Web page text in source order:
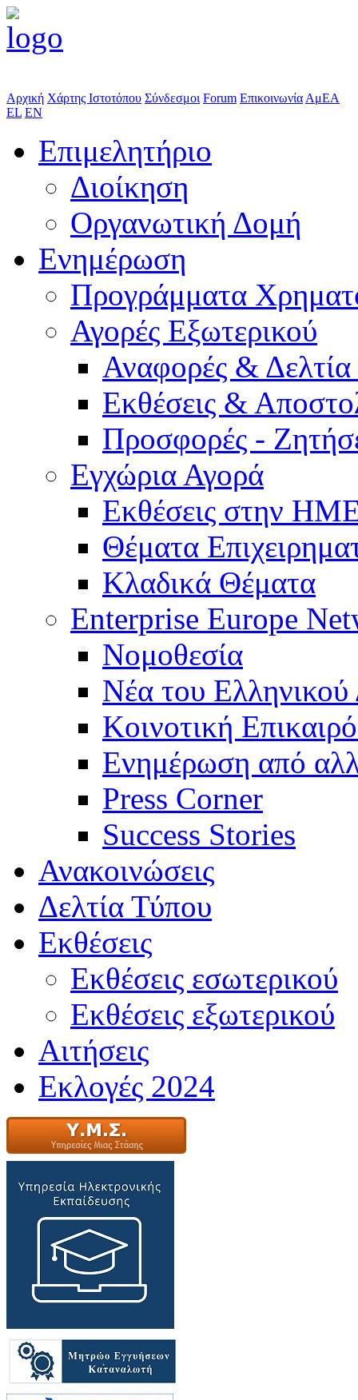
Αρχική Χάρτης Ιστοτόπου Σύνδεσμοι Forum Επικοινωνία ΑμΕΑ
EL EN
Επιμελητήριο
Διοίκηση
Οργανωτική Δομή
Ενημέρωση
Προγράμματα
Αγορές Εξωτερικού
Αναφορές &
Εκθέσεις &
Προσφορές -
Εγχώρια Αγορά
Εκθέσεις στην
Θέματα
Κλαδικά Θέματα
Enterprise Europe
Νομοθεσία
Νέα του Ελληνικού
Κοινοτική
Ενημέρωση από
Press Corner
Success Stories
Ανακοινώσεις
Δελτία Τύπου
Εκθέσεις
Εκθέσεις εσωτερικού
Εκθέσεις εξωτερικού
Αιτήσεις
Εκλογές 2024